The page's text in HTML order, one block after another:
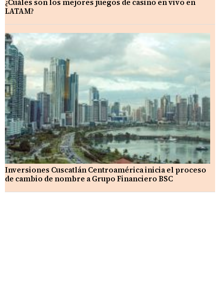
¿Cuáles son los mejores juegos de casino en vivo en
LATAM?
Inversiones Cuscatlán Centroamérica inicia el proceso
de cambio de nombre a Grupo Financiero BSC